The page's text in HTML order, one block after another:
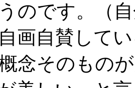
のです。（
画自賛して
念そのもの